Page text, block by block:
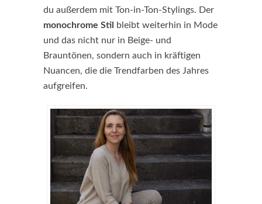
du außerdem mit Ton-in-Ton-Stylings. Der
monochrome Stil
bleibt weiterhin in Mode
und das nicht nur in Beige- und
Brauntönen, sondern auch in kräftigen
Nuancen, die die Trendfarben des Jahres
aufgreifen.